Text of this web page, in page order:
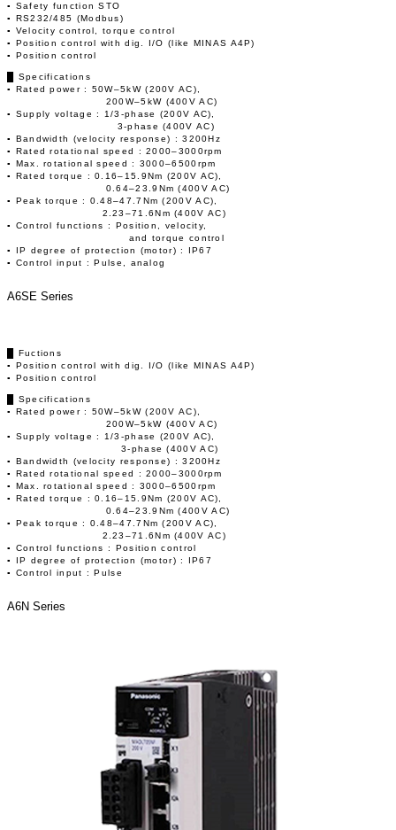
▪ Safety function STO
▪ RS232/485 (Modbus)
▪ Velocity control, torque control
▪ Position control with dig. I/O (like MINAS A4P)
▪ Position control
█ Specifications
▪ Rated power : 50W–5kW (200V AC),
200W–5kW (400V AC)
▪ Supply voltage : 1/3-phase (200V AC),
3-phase (400V AC)
▪ Bandwidth (velocity response) : 3200Hz
▪ Rated rotational speed : 2000–3000rpm
▪ Max. rotational speed : 3000–6500rpm
▪ Rated torque : 0.16–15.9Nm (200V AC),
0.64–23.9Nm (400V AC)
▪ Peak torque : 0.48–47.7Nm (200V AC),
2.23–71.6Nm (400V AC)
▪ Control functions : Position, velocity,
and torque control
▪ IP degree of protection (motor) : IP67
▪ Control input : Pulse, analog
A6SE Series
█ Fuctions
▪ Position control with dig. I/O (like MINAS A4P)
▪ Position control
█ Specifications
▪ Rated power : 50W–5kW (200V AC),
200W–5kW (400V AC)
▪ Supply voltage : 1/3-phase (200V AC),
3-phase (400V AC)
▪ Bandwidth (velocity response) : 3200Hz
▪ Rated rotational speed : 2000–3000rpm
▪ Max. rotational speed : 3000–6500rpm
▪ Rated torque : 0.16–15.9Nm (200V AC),
0.64–23.9Nm (400V AC)
▪ Peak torque : 0.48–47.7Nm (200V AC),
2.23–71.6Nm (400V AC)
▪ Control functions : Position control
▪ IP degree of protection (motor) : IP67
▪ Control input : Pulse
A6N Series